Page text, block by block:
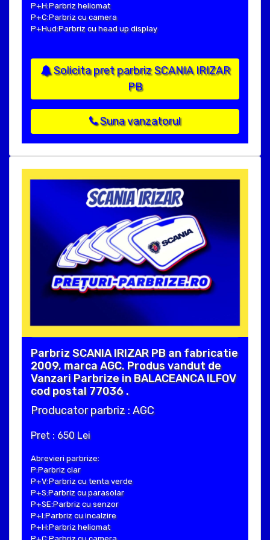
P+H:Parbriz heliomat
P+C:Parbriz cu camera
P+Hud:Parbriz cu head up display
Solicita pret parbriz SCANIA IRIZAR
PB
Suna vanzatorul
Parbriz SCANIA IRIZAR PB an fabricatie
2009, marca AGC. Produs vandut de
Vanzari Parbrize in BALACEANCA ILFOV
cod postal 77036 .
Producator parbriz : AGC
Pret : 650 Lei
Abrevieri parbrize:
P:Parbriz clar
P+V:Parbriz cu tenta verde
P+S:Parbriz cu parasolar
P+SE:Parbriz cu senzor
P+I:Parbriz cu incalzire
P+H:Parbriz heliomat